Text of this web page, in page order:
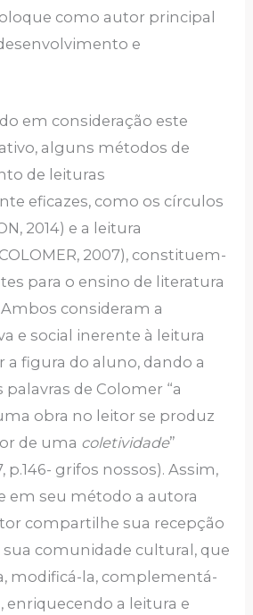
como autor principal
e
em consideração este
alguns métodos de
de leituras
eficazes, como os círculos
2014) e a leitura
2007), constituem-
para o ensino de literatura
consideram a
e social inerente à leitura
a figura do aluno, dando a
palavras de Colomer “a
obra no leitor se produz
de uma coletividade”
p.146- grifos nossos). Assim,
em seu método a autora
compartilhe sua recepção
comunidade cultural, que
modificá-la, complementá-
enriquecendo a leitura e